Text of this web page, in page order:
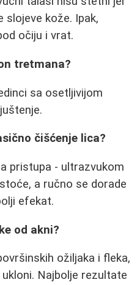
slojeve kože. Ipak,
očiju i vrat.
tretmana?
sa osetljivijom
čišćenje lica?
pristupa - ultrazvukom
a ručno se dorade
efekat.
od akni?
ožiljaka i fleka,
Najbolje rezultate